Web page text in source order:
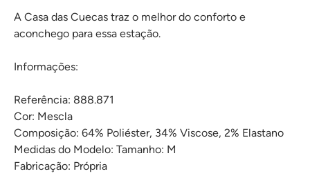
A Casa das Cuecas traz o melhor do conforto e
aconchego para essa estação.
Informações:
Referência: 888.871
Cor: Mescla
Composição: 64% Poliéster, 34% Viscose, 2% Elastano
Medidas do Modelo: Tamanho: M
Fabricação: Própria